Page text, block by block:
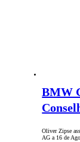
BMW
Oliver Zipse
AG a 16 de